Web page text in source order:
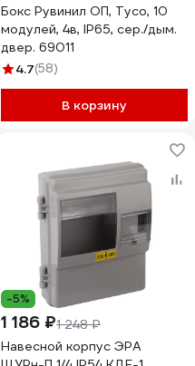
Бокс Рувинил ОП, Тусо, 10
модулей, 4в, IP65, сер./дым.
двер. 69011
4.7(58)
В корзину
-5%
1 186 ₽1 248 ₽
Навесной корпус ЭРА